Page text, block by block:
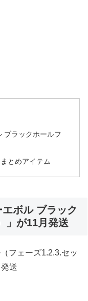
ブラックホールフ
とめアイテム
ボル ブラック
」が11月発送
フェーズ1.2.3.セッ
送